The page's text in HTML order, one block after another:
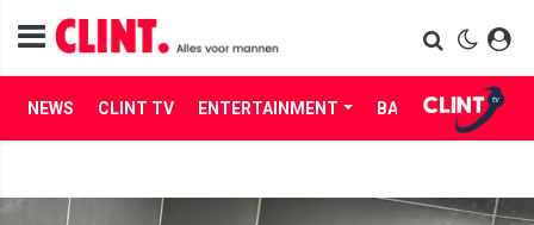
NEWS CLINT TV ENTERTAINMENT BABES LIFE